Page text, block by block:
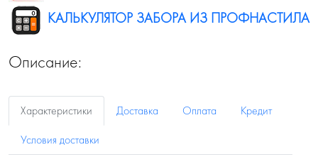
КАЛЬКУЛЯТОР ЗАБОРА ИЗ ПРОФНАСТИЛА
Описание:
Характеристики Доставка Оплата
Кредит
Условия доставки